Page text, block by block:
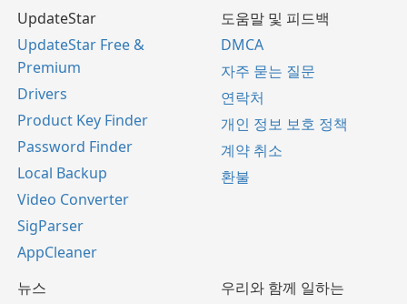
UpdateStar
UpdateStar Free &
Premium
Drivers
Product Key Finder
Password Finder
Local Backup
Video Converter
SigParser
AppCleaner
도움말 및 피드백
DMCA
자주 묻는 질문
연락처
개인 정보 보호 정책
계약 취소
환불
뉴스
우리와 함께 일하는